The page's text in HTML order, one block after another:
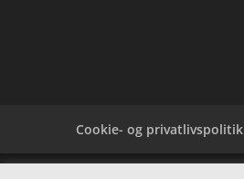
Cookie- og privatlivspolitik